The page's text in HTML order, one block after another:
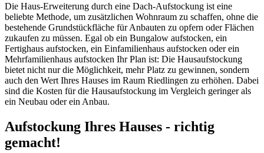
Die Haus-Erweiterung durch eine Dach-Aufstockung ist eine
beliebte Methode, um zusätzlichen Wohnraum zu schaffen, ohne die
bestehende Grundstückfläche für Anbauten zu opfern oder Flächen
zukaufen zu müssen. Egal ob ein Bungalow aufstocken, ein
Fertighaus aufstocken, ein Einfamilienhaus aufstocken oder ein
Mehrfamilienhaus aufstocken Ihr Plan ist: Die Hausaufstockung
bietet nicht nur die Möglichkeit, mehr Platz zu gewinnen, sondern
auch den Wert Ihres Hauses im Raum Riedlingen zu erhöhen. Dabei
sind die Kosten für die Hausaufstockung im Vergleich geringer als
ein Neubau oder ein Anbau.
Aufstockung Ihres Hauses - richtig
gemacht!